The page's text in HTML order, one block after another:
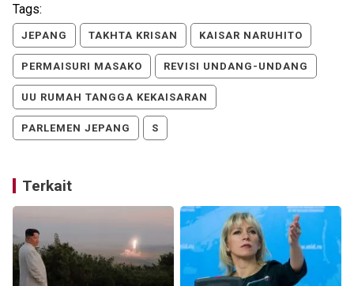
Tags:
JEPANG TAKHTA KRISAN KAISAR NARUHITO
PERMAISURI MASAKO REVISI UNDANG-UNDANG
UU RUMAH TANGGA KEKAISARAN
PARLEMEN JEPANG S
Terkait